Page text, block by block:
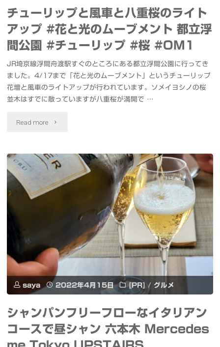
別
ラ
イ
テ
ィ
ン
#
東
イ
ツ
ー
エ
「#
ク
リ
ツ
っ
て
み
ま
し
チューリップと風車と八重桜のライト
アップ #花と光のムーブメント 都立浮
間公園 #チューリップ #桜 #OM1
JR埼京線浮間舟渡駅すぐのところにある都立浮間公園に行ってき
ました。4/17まで「花と光のムーブメント」というチューリップ
花壇と風車のライトアップが行われています。ソメイヨシノの桜
並木はすでに散っていますが八重桜が満開で …
Read more "チ
ー
車
八
saya 2022年4月15日 [PR] / グルメ
シャンパンフリーフローなイタリアン
コースで昼シャン 六本木 Mercedes